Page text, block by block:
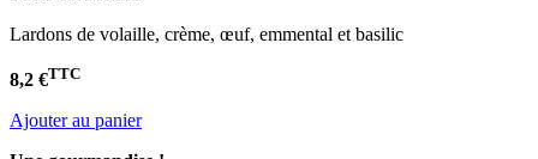
Lardons de volaille, crème, œuf, emmental et basilic
8,2 €TTC
Ajouter au panier